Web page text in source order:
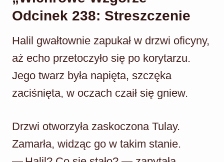
Odcinek 238: Streszczenie
Halil gwałtownie zapukał w drzwi oficyny,
aż echo przetoczyło się po korytarzu.
Jego twarz była napięta, szczęka
zaciśnięta, w oczach czaił się gniew.
Drzwi otworzyła zaskoczona Tulay.
Zamarła, widząc go w takim stanie.